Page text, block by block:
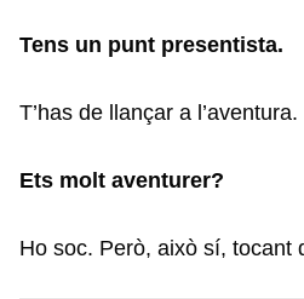
Tens un punt presentista.
T’has de llançar a l’aventura.
Ets molt aventurer?
Ho soc. Però, això sí, tocant